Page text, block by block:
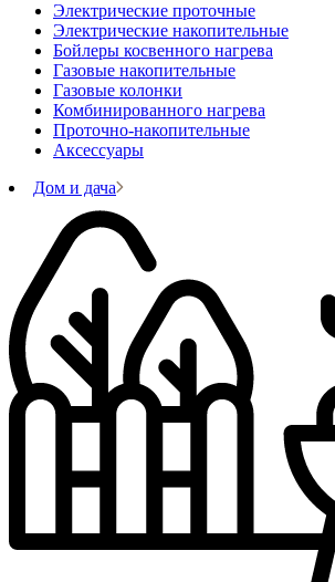
Электрические проточные
Электрические накопительные
Бойлеры косвенного нагрева
Газовые накопительные
Газовые колонки
Комбинированного нагрева
Проточно-накопительные
Аксессуары
Дом и дача